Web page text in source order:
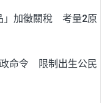
」加徵關稅 考量2原
命令 限制出生公民